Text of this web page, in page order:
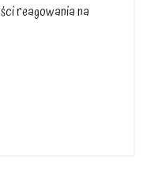
reagowania na